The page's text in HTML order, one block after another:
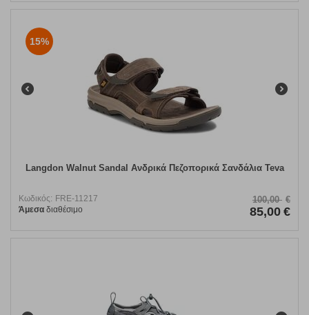
15%
Langdon Walnut Sandal Ανδρικά Πεζοπορικά Σανδάλια Teva
Κωδικός: FRE-11217
Άμεσα διαθέσιμο
100,00 €
85,00 €